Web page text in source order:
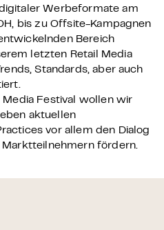
Werbeformate am
bis zu Offsite-Kampagnen
Bereich
letzten Retail Media
Standards, aber auch
Media Festival wollen wir
aktuellen
vor allem den Dialog
fördern.